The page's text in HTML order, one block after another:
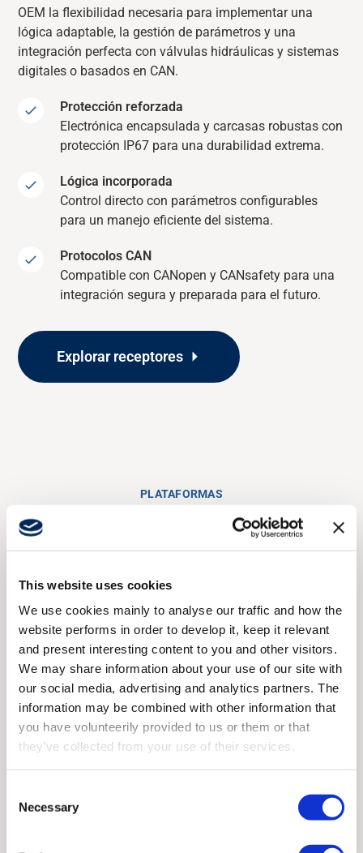
This website uses cookies
We use cookies mainly to analyse our traffic and how the
website performs in order to develop it, keep it relevant
and present interesting content to you and other visitors.
We may share information about your use of our site with
our social media, advertising and analytics partners. The
information may be combined with other information that
you have volunteerily provided to us or them or that
they’ve collected from your use of their services.
Selection
Necessary
OEM la flexibilidad necesaria para implementar una
lógica adaptable, la gestión de parámetros y una
integración perfecta con válvulas hidráulicas y sistemas
digitales o basados en CAN.
Protección reforzada
Electrónica encapsulada y carcasas robustas con
protección IP67 para una durabilidad extrema.
Lógica incorporada
Control directo con parámetros configurables
para un manejo eficiente del sistema.
Protocolos CAN
Compatible con CANopen y CANsafety para una
integración segura y preparada para el futuro.
Explorar receptores
PLATAFORMAS
Plataformas de
transmisores de mano y tipo
pupitre
Mostrar todo Transmisor tipo pupitre
De mano
Micro
La Micro es nuestra plataforma de tipo pupitre más
pequeña hasta la fecha, y ofrece un equilibrio
rendimiento. A pesar de su tamaño más reducido,